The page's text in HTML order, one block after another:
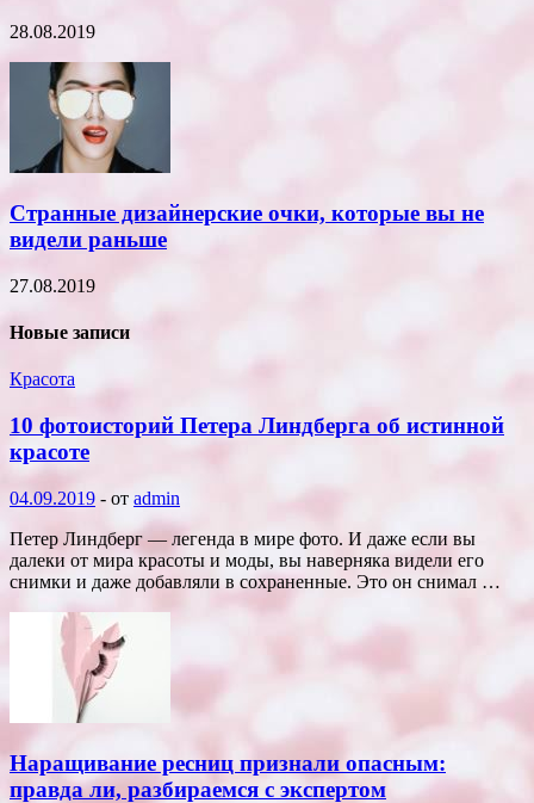
28.08.2019
Странные дизайнерские очки, которые вы не
видели раньше
27.08.2019
Новые записи
Красота
10 фотоисторий Петера Линдберга об истинной
красоте
04.09.2019 - от admin
Петер Линдберг — легенда в мире фото. И даже если вы
далеки от мира красоты и моды, вы наверняка видели его
снимки и даже добавляли в сохраненные. Это он снимал …
Наращивание ресниц признали опасным:
правда ли, разбираемся с экспертом